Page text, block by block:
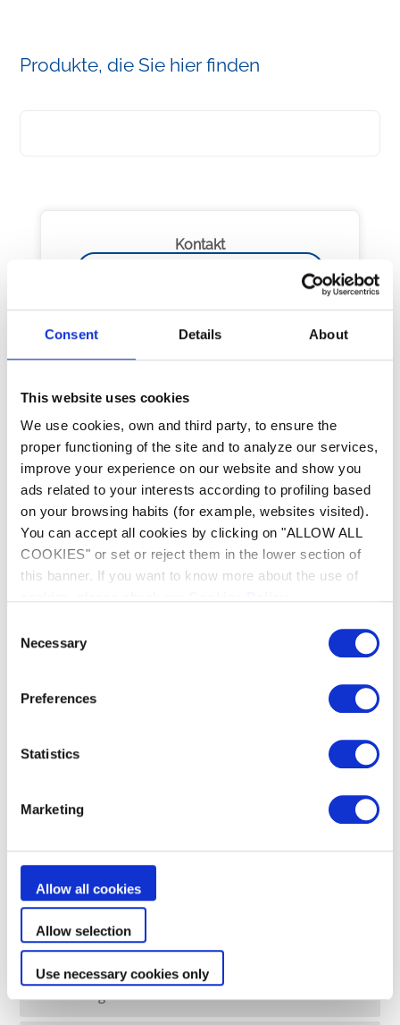
Consent Details About
This website uses cookies
We use cookies, own and third party, to ensure the
proper functioning of the site and to analyze our services,
improve your experience on our website and show you
ads related to your interests according to profiling based
on your browsing habits (for example, websites visited).
You can accept all cookies by clicking on "ALLOW ALL
COOKIES" or set or reject them in the lower section of
this banner. If you want to know more about the use of
Selection
Necessary
Preferences
Statistics
Marketing
Allow all cookies
Allow selection
Use necessary cookies only
Produkte, die Sie hier finden
Kontakt
///"DEFAUT DEBIT CONTROLER POMPE"///
erscheint auf dem Display der Steuerbox Ihres
TRi Expert
Die Sonde des pH Perfect antwortet langsam
Das Display der Steuerbox Ihres TRi Expert zeigt
Mitteilung ///"CONTROLER CELL"/// des Tri
Mein pH Perfect Gerät zeigt stets einen Wert um
oder instabilen Wert an
Die Meldung //INVERSION// erscheint auf dem
Display
Die Qualität der Sondenkalibrierung des pH
Perfect liegt unter 25%